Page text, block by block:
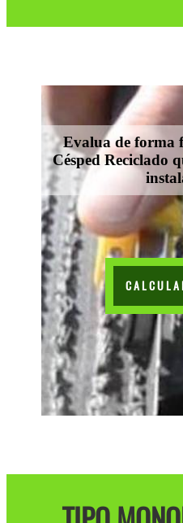
Evalua de forma
Césped Reciclado